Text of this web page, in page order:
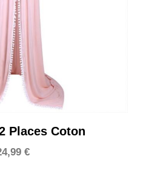
Places Coton
€